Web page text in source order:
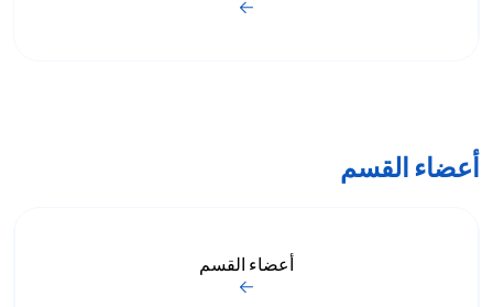
أعضاء القسم
أعضاء القسم